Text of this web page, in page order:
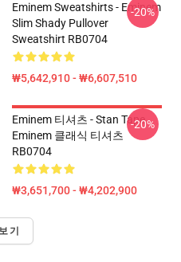
Eminem Sweatshirts - Eminem
Slim Shady Pullover
Sweatshirt RB0704
₩5,642,910 - ₩6,607,510
-20%
Eminem 티셔츠 - Stan Tape
Eminem 클래식 티셔츠
RB0704
₩3,651,700 - ₩4,202,900
-20%
기